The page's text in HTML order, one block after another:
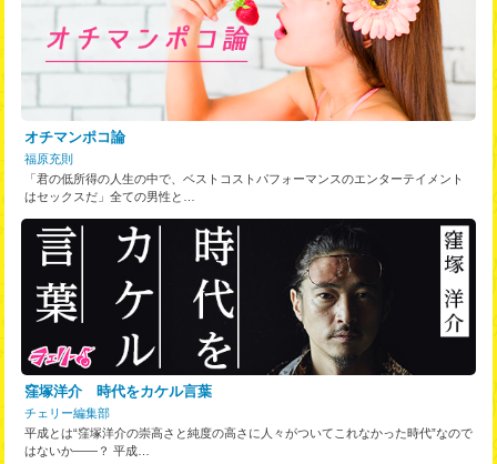
オチマンポコ論
福原充則
「君の低所得の人生の中で、ベストコストパフォーマンスのエンターテイメント
はセックスだ」全ての男性と…
窪塚洋介 時代をカケル言葉
チェリー編集部
平成とは“窪塚洋介の崇高さと純度の高さに人々がついてこれなかった時代”なので
はないか――？ 平成…